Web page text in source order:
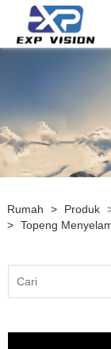
Rumah > Produk
> Topeng